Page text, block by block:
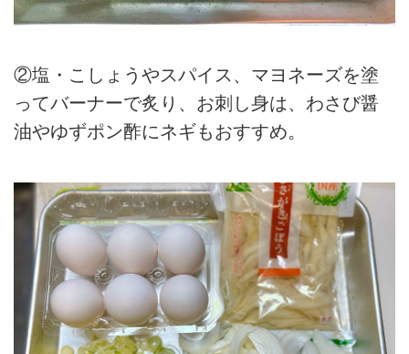
②塩・こしょうやスパイス、マヨネーズを塗
ってバーナーで炙り、お刺し身は、わさび醤
油やゆずポン酢にネギもおすすめ。